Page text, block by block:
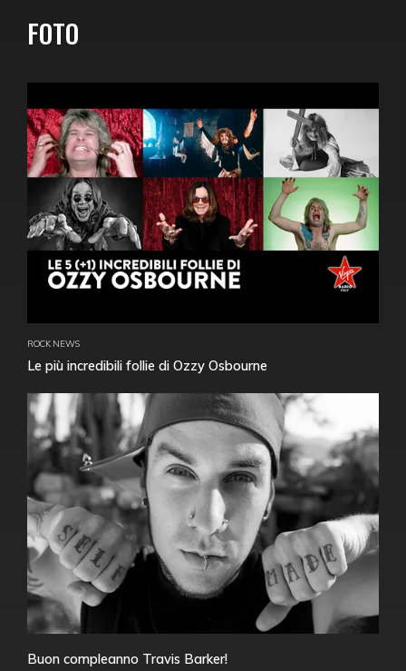
FOTO
ROCK NEWS
Le più incredibili follie di Ozzy Osbourne
Buon compleanno Travis Barker!